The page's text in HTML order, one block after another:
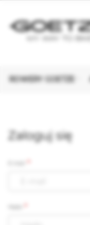
ROWERY GOETZE
Zaloguj się